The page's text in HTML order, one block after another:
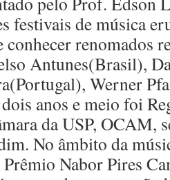
festivais de música
renomados
Antunes(Brasil),
Werner
anos e meio foi
da USP, OCAM,
No âmbito da
Nabor Pires